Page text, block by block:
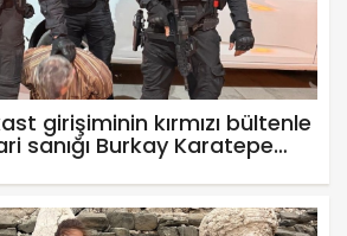
girişiminin kırmızı bültenle
sanığı Burkay Karatepe
yakalandı